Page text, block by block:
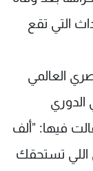
التي تقع
العالمي
فيها: "ألف
اللي تستحقك